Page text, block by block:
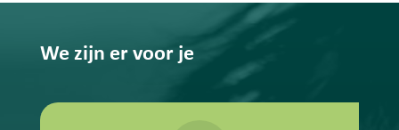
We zijn er voor je